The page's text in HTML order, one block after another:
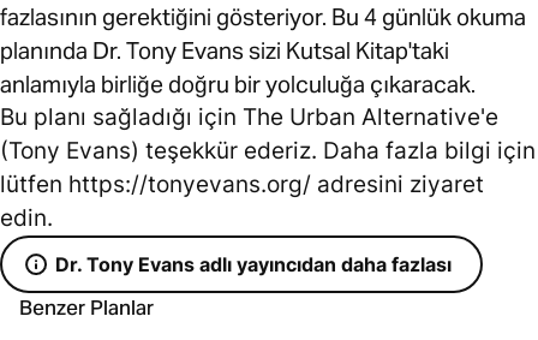
fazlasının gerektiğini gösteriyor. Bu 4 günlük okuma
planında Dr. Tony Evans sizi Kutsal Kitap'taki
anlamıyla birliğe doğru bir yolculuğa çıkaracak.
Bu planı sağladığı için The Urban Alternative'e
(Tony Evans) teşekkür ederiz. Daha fazla bilgi için
lütfen https://tonyevans.org/ adresini ziyaret
edin.
Dr. Tony Evans adlı yayıncıdan daha fazlası
Benzer Planlar